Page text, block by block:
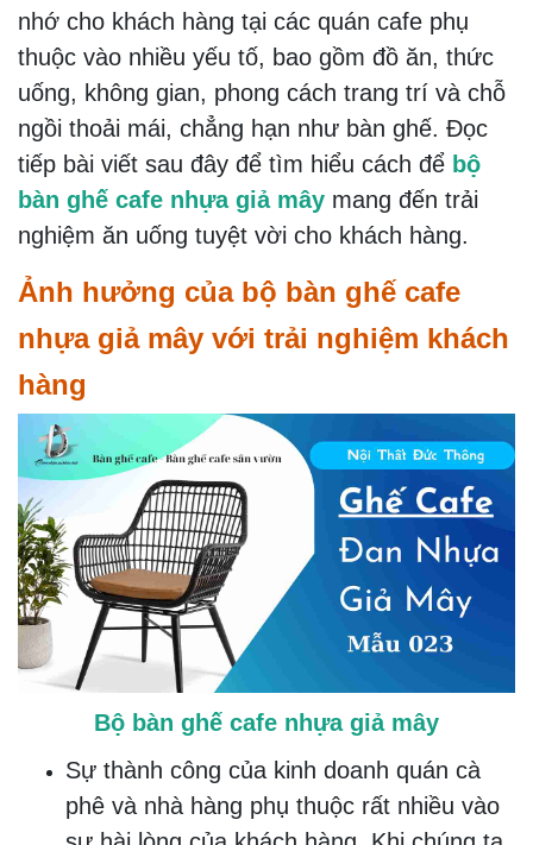
nhớ cho khách hàng tại các quán cafe phụ
thuộc vào nhiều yếu tố, bao gồm đồ ăn, thức
uống, không gian, phong cách trang trí và chỗ
ngồi thoải mái, chẳng hạn như bàn ghế. Đọc
tiếp bài viết sau đây để tìm hiểu cách để bộ
bàn ghế cafe nhựa giả mây mang đến trải
nghiệm ăn uống tuyệt vời cho khách hàng.
Ảnh hưởng của bộ bàn ghế cafe
nhựa giả mây với trải nghiệm khách
hàng
Bộ bàn ghế cafe nhựa giả mây
Sự thành công của kinh doanh quán cà
phê và nhà hàng phụ thuộc rất nhiều vào